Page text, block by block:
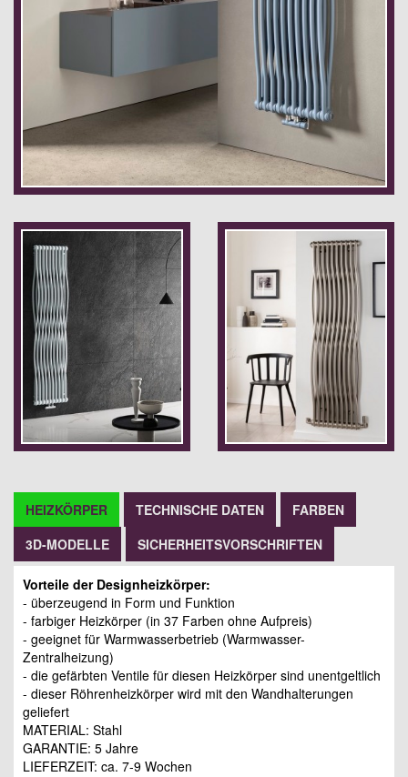
HEIZKÖRPER TECHNISCHE DATEN
FARBEN
3D-MODELLE
SICHERHEITSVORSCHRIFTEN
Vorteile der Designheizkörper:
- überzeugend in Form und Funktion
- farbiger Heizkörper (in 37 Farben ohne Aufpreis)
- geeignet für Warmwasserbetrieb (Warmwasser-
Zentralheizung)
- die gefärbten Ventile für diesen Heizkörper sind unentgeltlich
- dieser Röhrenheizkörper wird mit den Wandhalterungen
geliefert
MATERIAL: Stahl
GARANTIE: 5 Jahre
LIEFERZEIT: ca. 7-9 Wochen